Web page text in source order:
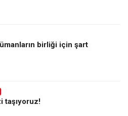
birliği için şart
taşıyoruz!